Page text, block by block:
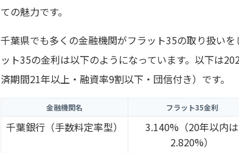
ての魅力です。
千葉県でも多くの金融機関がフラット35の取り扱い
ット35の金利は以下のようになっています。以下は
済期間21年以上・融資率9割以下・団信付き）です。
金融機関名 フラット35金利
千葉銀行（手数料定率型）
3.140%（20年以内は
2.820%）